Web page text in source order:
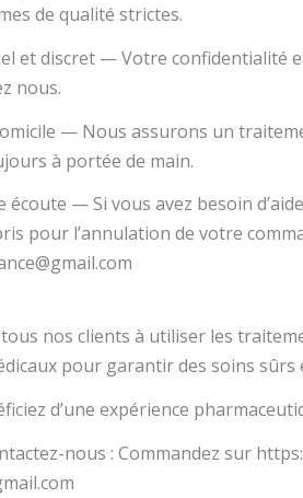
de qualité strictes.
et discret — Votre
nous.
— Nous assurons un
à portée de main.
écoute — Si vous avez besoin
pour l’annulation de votre
nos clients à utiliser les
pour garantir des soins sûrs
d’une expérience
nous : Commandez sur